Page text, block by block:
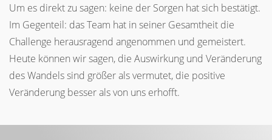
Um es direkt zu sagen: keine der Sorgen hat sich bestätigt.
Im Gegenteil: das Team hat in seiner Gesamtheit die
Challenge herausragend angenommen und gemeistert.
Heute können wir sagen, die Auswirkung und Veränderung
des Wandels sind größer als vermutet, die positive
Veränderung besser als von uns erhofft.